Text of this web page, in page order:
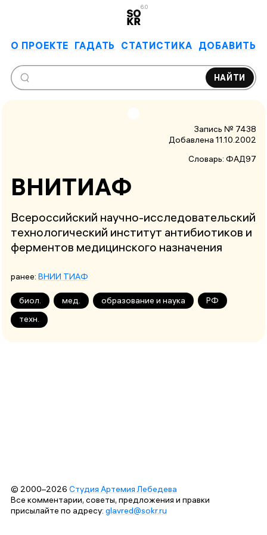
6.0
О ПРОЕКТЕ ГАДАТЬ СТАТИСТИКА ДОБАВИТЬ
НАЙТИ
Запись № 7438
Добавлена 11.10.2002
Словарь: ФАД97
ВНИТИАФ
Всероссийский научно-исследовательский
технологический институт антибиотиков и
ферментов медицинского назначения
ранее: ВНИИ ТИАФ
биол. мед. образование и наука
РФ
техн.
© 2000–2026 Студия Артемия Лебедева
Все комментарии, советы, предложения и правки
присылайте по адресу: glavred@sokr.ru